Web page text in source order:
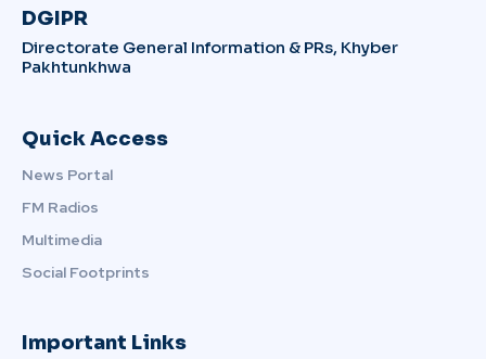
DGIPR
Directorate General Information & PRs, Khyber
Pakhtunkhwa
Quick Access
News Portal
FM Radios
Multimedia
Social Footprints
Important Links